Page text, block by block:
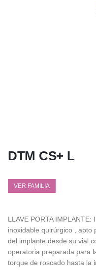
DTM CS+ L
VER FAMILIA
LLAVE PORTA
inoxidable quirúrgico , apto
del implante desde su vial
operatoria preparada para
torque de roscado hasta la